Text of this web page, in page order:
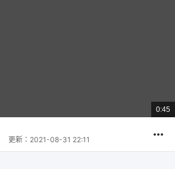
總
共
0:45
更新： 2021-08-31 22:11